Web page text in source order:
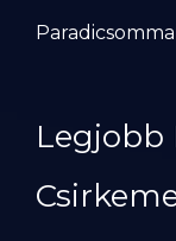
Legjobb